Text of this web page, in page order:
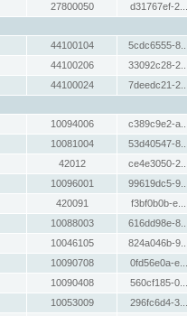
27800050 d31767ef-2...
44100104 5cdc6555-8...
44100206 33092c28-2...
44100024 7deedc21-2...
10094006 c389c9e2-a...
10081004 53d40547-8...
42012 ce4e3050-2...
10096001 99619dc5-9...
420091 f3bf0b0b-e...
10088003 616dd98e-8...
10046105 824a046b-9...
10090708 0fd56e0a-e...
10090408 560cf185-0...
10053009 296fc6d4-3...